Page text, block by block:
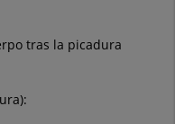
tras la picadura